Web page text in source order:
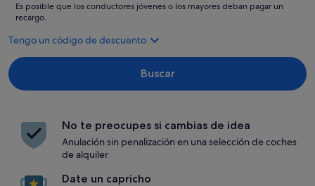
Es posible que los conductores jóvenes o los mayores deban pagar un
recargo.
Tengo un código de descuento
Buscar
No te preocupes si cambias de idea
Anulación sin penalización en una selección de coches
de alquiler
Date un capricho